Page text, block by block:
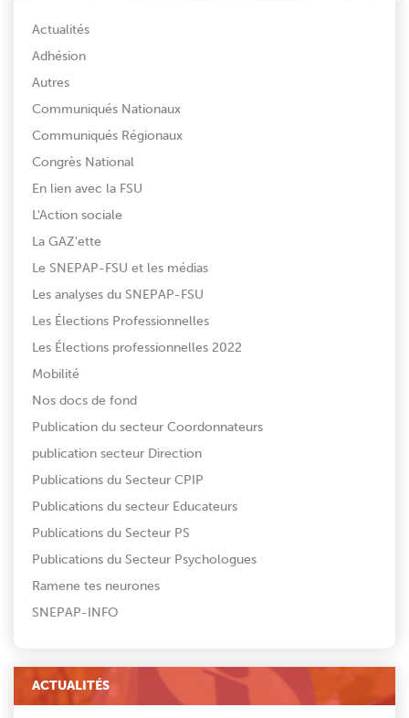
Actualités
Adhésion
Autres
Communiqués Nationaux
Communiqués Régionaux
Congrès National
En lien avec la FSU
L'Action sociale
La GAZ'ette
Le SNEPAP-FSU et les médias
Les analyses du SNEPAP-FSU
Les Élections Professionnelles
Les Élections professionnelles 2022
Mobilité
Nos docs de fond
Publication du secteur Coordonnateurs
publication secteur Direction
Publications du Secteur CPIP
Publications du secteur Educateurs
Publications du Secteur PS
Publications du Secteur Psychologues
Ramene tes neurones
SNEPAP-INFO
ACTUALITÉS